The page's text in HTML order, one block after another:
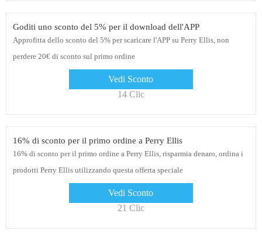
Goditi uno sconto del 5% per il download dell'APP
Approfitta dello sconto del 5% per scaricare l'APP su Perry Ellis, non
perdere 20€ di sconto sul primo ordine
Vedi Sconto
14 Clic
16% di sconto per il primo ordine a Perry Ellis
16% di sconto per il primo ordine a Perry Ellis, risparmia denaro, ordina i
prodotti Perry Ellis utilizzando questa offerta speciale
Vedi Sconto
21 Clic